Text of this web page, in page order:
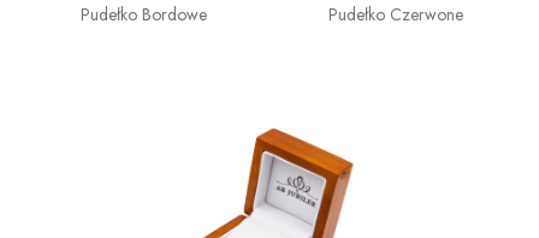
Pudełko Bordowe Pudełko Czerwone